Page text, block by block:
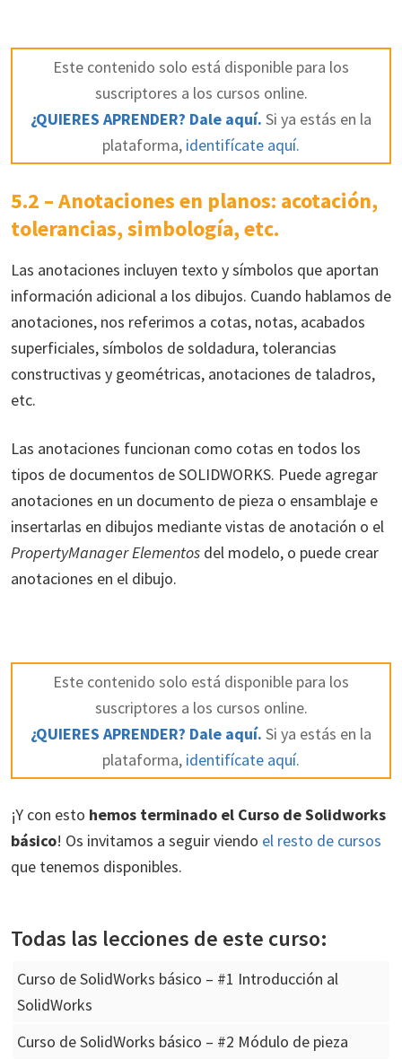
Este contenido solo está disponible para los
suscriptores a los cursos online.
¿QUIERES APRENDER? Dale aquí. Si ya estás en la
plataforma, identifícate aquí.
5.2 – Anotaciones en planos: acotación,
tolerancias, simbología, etc.
Las anotaciones incluyen texto y símbolos que aportan
información adicional a los dibujos. Cuando hablamos de
anotaciones, nos referimos a cotas, notas, acabados
superficiales, símbolos de soldadura, tolerancias
constructivas y geométricas, anotaciones de taladros,
etc.
Las anotaciones funcionan como cotas en todos los
tipos de documentos de SOLIDWORKS. Puede agregar
anotaciones en un documento de pieza o ensamblaje e
insertarlas en dibujos mediante vistas de anotación o el
PropertyManager Elementos del modelo, o puede crear
anotaciones en el dibujo.
Este contenido solo está disponible para los
suscriptores a los cursos online.
¿QUIERES APRENDER? Dale aquí. Si ya estás en la
plataforma, identifícate aquí.
¡Y con esto hemos terminado el Curso de Solidworks
básico! Os invitamos a seguir viendo el resto de cursos
que tenemos disponibles.
Todas las lecciones de este curso:
Curso de SolidWorks básico – #1 Introducción al
SolidWorks
Curso de SolidWorks básico – #2 Módulo de pieza